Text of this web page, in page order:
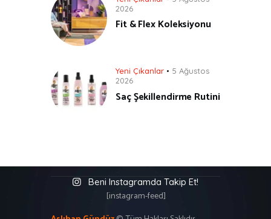
2026
Fit & Flex Koleksiyonu
Yeni Çıkanlar
5 Ağustos
2026
Saç Şekillendirme Rutini
Beni Instagramda Takip Et!
[instagram-feed]